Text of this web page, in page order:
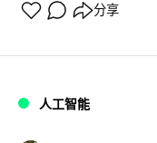
分享
人工智能